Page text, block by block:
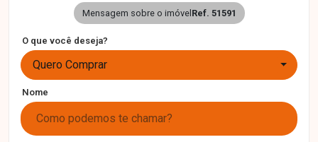
Mensagem sobre o imóvel Ref. 51591
O que você deseja?
Quero Comprar
Nome